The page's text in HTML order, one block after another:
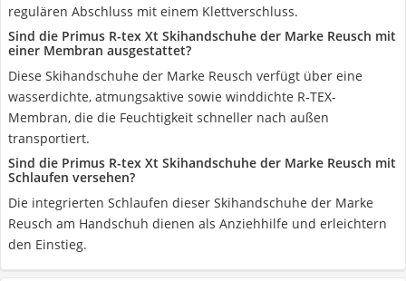
regulären Abschluss mit einem Klettverschluss.
Sind die Primus R-tex Xt Skihandschuhe der Marke Reusch mit
einer Membran ausgestattet?
Diese Skihandschuhe der Marke Reusch verfügt über eine
wasserdichte, atmungsaktive sowie winddichte R-TEX-
Membran, die die Feuchtigkeit schneller nach außen
transportiert.
Sind die Primus R-tex Xt Skihandschuhe der Marke Reusch mit
Schlaufen versehen?
Die integrierten Schlaufen dieser Skihandschuhe der Marke
Reusch am Handschuh dienen als Anziehhilfe und erleichtern
den Einstieg.